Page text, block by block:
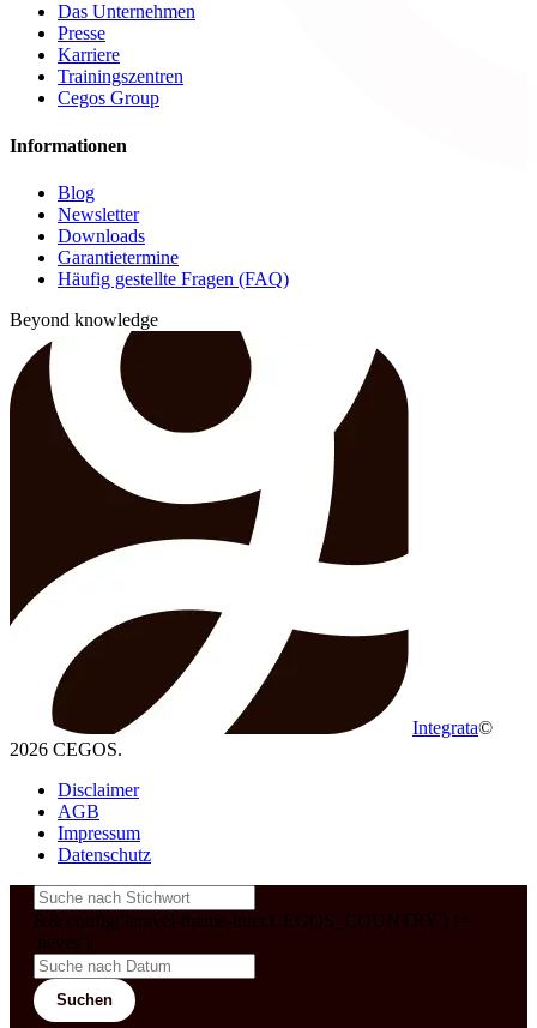
Das Unternehmen
Presse
Karriere
Trainingszentren
Cegos Group
Informationen
Blog
Newsletter
Downloads
Garantietermine
Häufig gestellte Fragen (FAQ)
Beyond knowledge
Integrata©
2026 CEGOS.
Disclaimer
AGB
Impressum
Datenschutz
&& config('laravel-theme-inter.CEGOS_COUNTRY') !=
'neves')
Suchen